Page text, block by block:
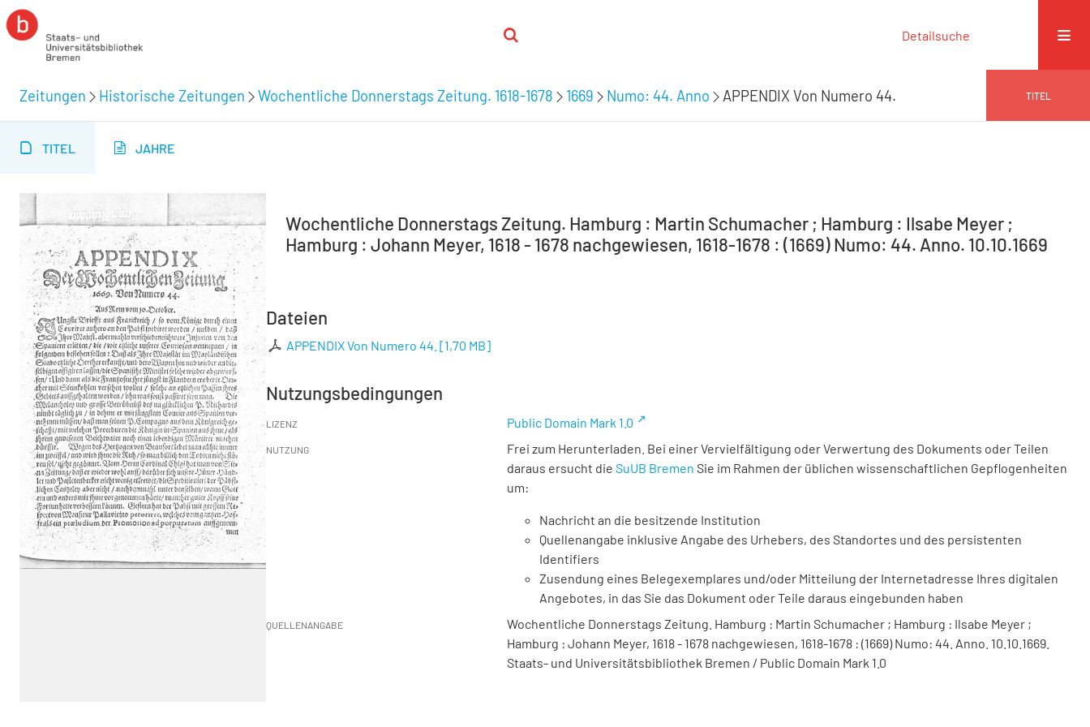
Detailsuche
Zeitungen Historische Zeitungen Wochentliche Donnerstags Zeitung. 1618-1678 1669 Numo: 44. Anno APPENDIX Von Numero 44. TITEL
TITEL JAHRE
Wochentliche Donnerstags Zeitung. Hamburg : Martin Schumacher ; Hamburg : Ilsabe Meyer ;
Hamburg : Johann Meyer, 1618 - 1678 nachgewiesen, 1618-1678 : (1669) Numo: 44. Anno. 10.10.1669
Dateien
APPENDIX Von Numero 44. [1,70 MB]
Nutzungsbedingungen
LIZENZ Public Domain Mark 1.0
NUTZUNG
Frei zum Herunterladen. Bei einer Vervielfältigung oder Verwertung des Dokuments oder Teilen
daraus ersucht die SuUB Bremen Sie im Rahmen der üblichen wissenschaftlichen Gepflogenheiten
um:
Nachricht an die besitzende Institution
Quellenangabe inklusive Angabe des Urhebers, des Standortes und des persistenten
Identifiers
Zusendung eines Belegexemplares und/oder Mitteilung der Internetadresse Ihres digitalen
Angebotes, in das Sie das Dokument oder Teile daraus eingebunden haben
QUELLENANGABE
Wochentliche Donnerstags Zeitung. Hamburg : Martin Schumacher ; Hamburg : Ilsabe Meyer ;
Hamburg : Johann Meyer, 1618 - 1678 nachgewiesen, 1618-1678 : (1669) Numo: 44. Anno. 10.10.1669.
Staats- und Universitätsbibliothek Bremen / Public Domain Mark 1.0